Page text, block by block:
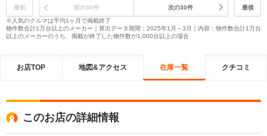
最初 前の30件 次の30件
最後
※人気のクルマは平均1ヶ月で掲載終了
物件数合計1万台以上のメーカー｜算出データ期間：2025年1月～3月｜内容：物件数合計1万台
以上のメーカーのうち、掲載が終了した物件数が1,000台以上の場合
お店TOP 地図&アクセス 在庫一覧 クチコミ
このお店の詳細情報